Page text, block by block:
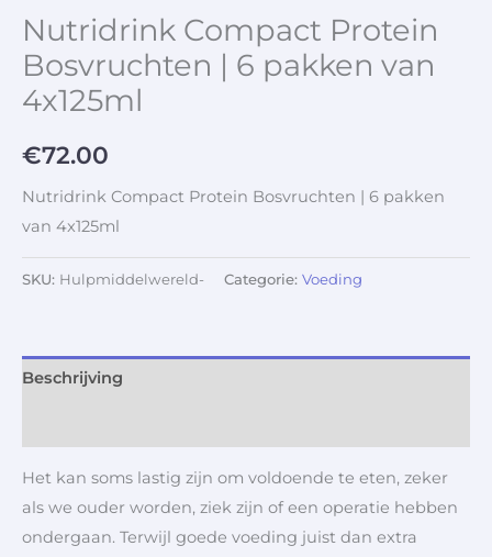
Nutridrink Compact Protein
Bosvruchten | 6 pakken van
4x125ml
€72.00
Nutridrink Compact Protein Bosvruchten | 6 pakken
van 4x125ml
SKU: Hulpmiddelwereld- Categorie: Voeding
Beschrijving
Het kan soms lastig zijn om voldoende te eten, zeker
als we ouder worden, ziek zijn of een operatie hebben
ondergaan. Terwijl goede voeding juist dan extra